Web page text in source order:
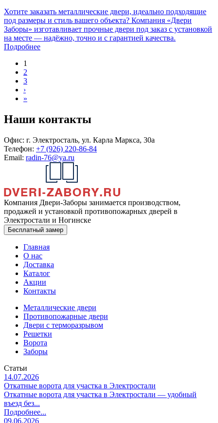
Хотите заказать металлические двери, идеально подходящие
под размеры и стиль вашего объекта? Компания «Двери
Заборы» изготавливает прочные двери под заказ с установкой
на месте — надёжно, точно и с гарантией качества.
Подробнее
1
2
3
›
»
Наши контакты
Офис: г. Электросталь, ул. Карла Маркса, 30а
Телефон: +7 (926) 220-86-84
Email: radin-76@ya.ru
Компания Двери-Заборы занимается производством,
продажей и установкой противопожарных дверей в
Электростали и Ногинске
Бесплатный замер
Главная
О нас
Доставка
Каталог
Акции
Контакты
Металлические двери
Противопожарные двери
Двери с терморазрывом
Решетки
Ворота
Заборы
Статьи
14.07.2026
Откатные ворота для участка в Электростали
Откатные ворота для участка в Электростали — удобный
въезд без...
Подробнее...
09.06.2026